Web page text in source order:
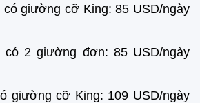
giường cỡ King: 85 USD/ngày
có 2 giường đơn: 85 USD/ngày
giường cỡ King: 109 USD/ngày